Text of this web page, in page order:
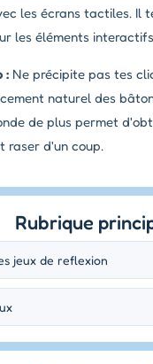
les écrans tactiles. Il
les éléments
: Ne précipite pas tes
naturel des
de plus permet
raser d'un coup.
Rubrique
jeux de reflexion